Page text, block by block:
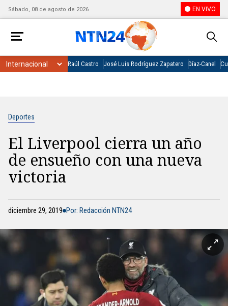
Sábado, 08 de agosto de 2026 EN VIVO
Raúl Castro José Luis Rodríguez Zapatero Díaz-Canel
Deportes
El Liverpool cierra un año
de ensueño con una nueva
victoria
diciembre 29, 2019 Por: Redacción NTN24